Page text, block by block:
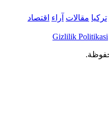
تركيا مقالات آراء اقتصاد
Gizlilik Politikasi